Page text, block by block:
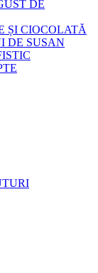
DE
ȘI CIOCOLATĂ
DE SUSAN